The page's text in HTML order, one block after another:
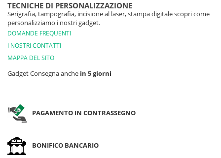
TECNICHE DI PERSONALIZZAZIONE
Serigrafia, tampografia, incisione al laser, stampa digitale scopri come
personalizziamo i nostri gadget.
DOMANDE FREQUENTI
I NOSTRI CONTATTI
MAPPA DEL SITO
Gadget Consegna anche in 5 giorni
PAGAMENTO IN CONTRASSEGNO
BONIFICO BANCARIO